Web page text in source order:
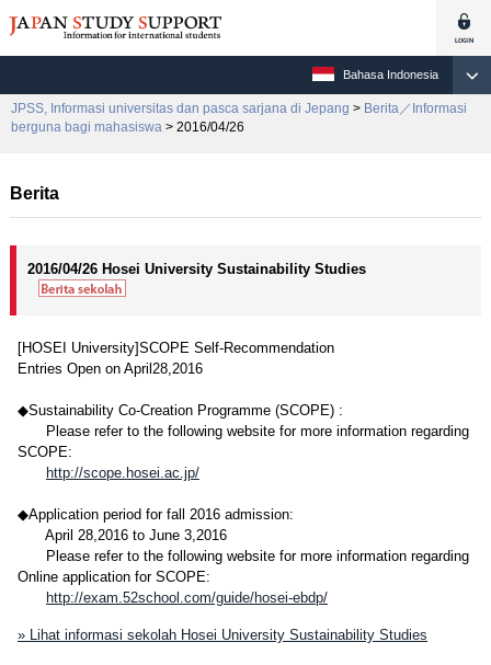
Bahasa Indonesia
JPSS, Informasi universitas dan pasca sarjana di Jepang > Berita／Informasi
berguna bagi mahasiswa > 2016/04/26
Berita
2016/04/26 Hosei University Sustainability Studies
[HOSEI University]SCOPE Self-Recommendation
Entries Open on April28,2016
◆Sustainability Co-Creation Programme (SCOPE) :
Please refer to the following website for more information regarding
SCOPE:
http://scope.hosei.ac.jp/
◆Application period for fall 2016 admission:
April 28,2016 to June 3,2016
Please refer to the following website for more information regarding
Online application for SCOPE:
http://exam.52school.com/guide/hosei-ebdp/
» Lihat informasi sekolah Hosei University Sustainability Studies